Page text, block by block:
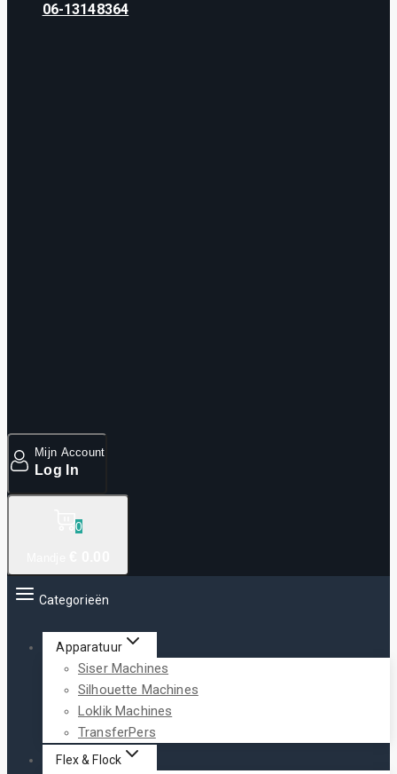
06-13148364
Mijn Account
Log In
0
Categorieën
Apparatuur
Siser Machines
Silhouette Machines
Loklik Machines
TransferPers
Flex & Flock